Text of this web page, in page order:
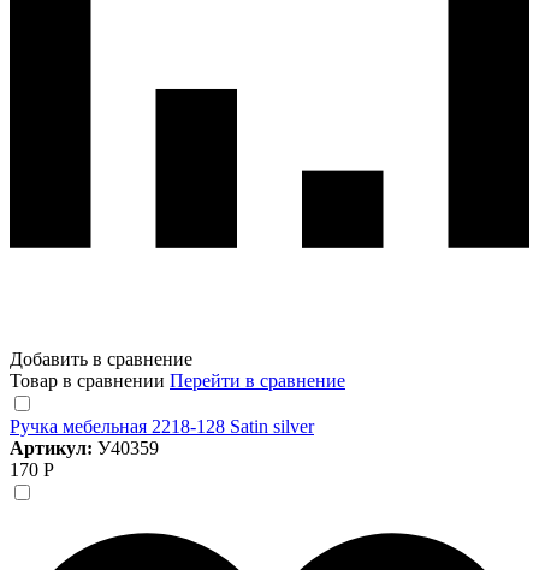
Добавить в сравнение
Товар в сравнении Перейти в сравнение
Ручка мебельная 2218-128 Satin silver
Артикул: У40359
170 Р